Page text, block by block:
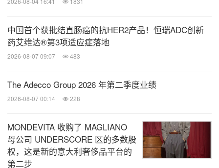
中国首个获批结直肠癌的抗HER2产品！恒瑞ADC创新
药艾维达®第3项适应症落地
2026-08-07 09:07 483
The Adecco Group 2026 年第二季度业绩
2026-08-07 00:14 228
MONDEVITA 收购了 MAGLIANO
母公司 UNDERSCORE 区的多数股
权，这是新的意大利奢侈品平台的
第二步